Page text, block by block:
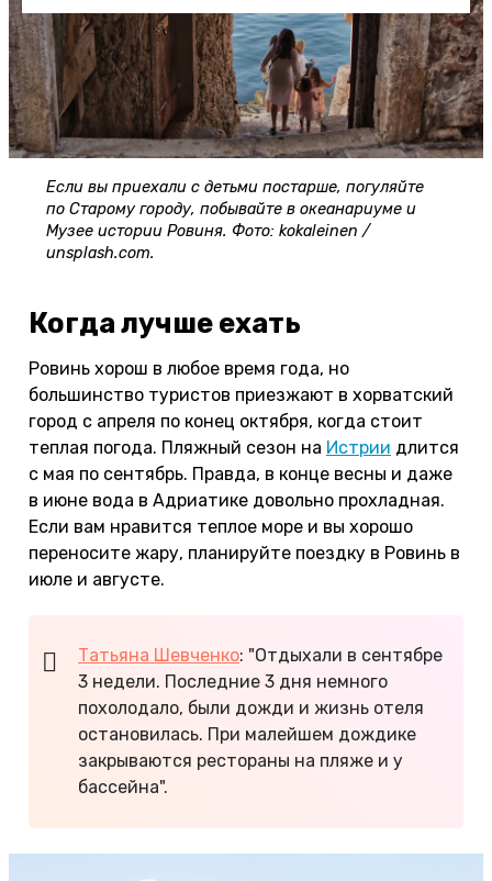
Если вы приехали с детьми постарше, погуляйте
по Старому городу, побывайте в океанариуме и
Музее истории Ровиня. Фото: kokaleinen /
unsplash.com.
Когда лучше ехать
Ровинь хорош в любое время года, но
большинство туристов приезжают в хорватский
город с апреля по конец октября, когда стоит
теплая погода. Пляжный сезон на Истрии длится
с мая по сентябрь. Правда, в конце весны и даже
в июне вода в Адриатике довольно прохладная.
Если вам нравится теплое море и вы хорошо
переносите жару, планируйте поездку в Ровинь в
июле и августе.
Татьяна Шевченко: "Отдыхали в сентябре
3 недели. Последние 3 дня немного
похолодало, были дожди и жизнь отеля
остановилась. При малейшем дождике
закрываются рестораны на пляже и у
бассейна".